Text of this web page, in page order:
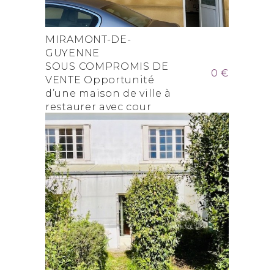
MIRAMONT-DE-
GUYENNE
SOUS COMPROMIS DE
VENTE Opportunité
d’une maison de ville à
restaurer avec cour
0 €